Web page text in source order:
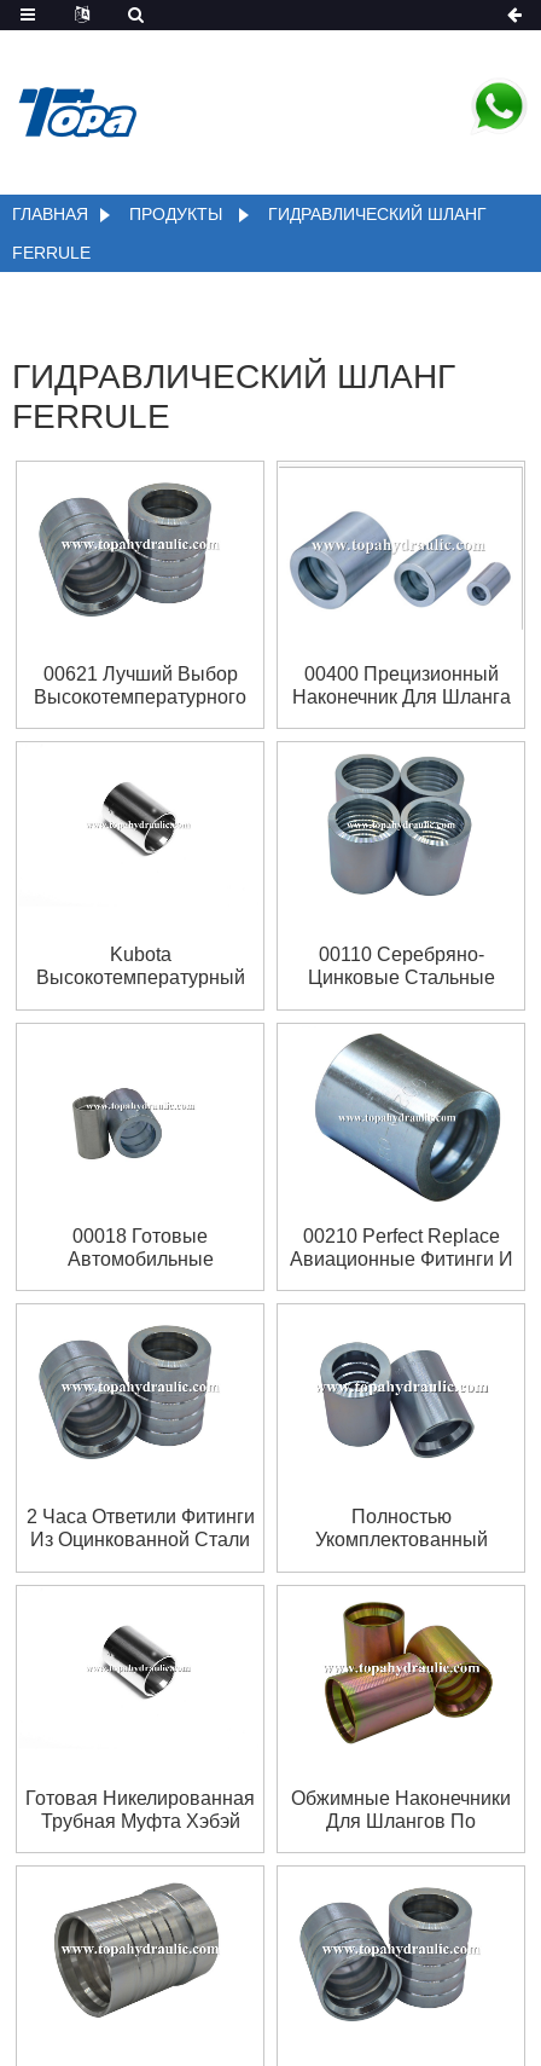
ГЛАВНАЯ ПРОДУКТЫ
ГИДРАВЛИЧЕСКИЙ ШЛАНГ
FERRULE
ГИДРАВЛИЧЕСКИЙ ШЛАНГ
FERRULE
00621 Лучший Выбор
Высокотемпературного
00400 Прецизионный
Наконечник Для Шланга
Kubota
Высокотемпературный
Шланг С Наконечником
00110 Серебряно-
Цинковые Стальные
Морской Стали
00018 Готовые
Автомобильные
Нержавеющей Стали
00210 Perfect Replace
Авиационные Фитинги И
2 Часа Ответили Фитинги
Из Оцинкованной Стали
Полностью
Укомплектованный
Наконечник Для Шланга
Готовая Никелированная
Трубная Муфта Хэбэй
Обжимные Наконечники
Для Шлангов По
Цене